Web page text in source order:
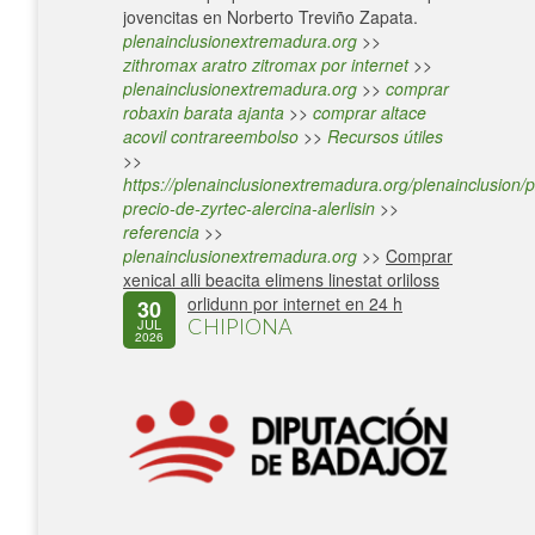
jovencitas en Norberto Treviño Zapata.
plenainclusionextremadura.org >>
zithromax aratro zitromax por internet>>
plenainclusionextremadura.org >> comprar
robaxin barata ajanta >> comprar altace
acovil contrareembolso >> Recursos útiles
>>
https://plenainclusionextremadura.org/plenainclusion/
precio-de-zyrtec-alercina-alerlisin >>
referencia >>
plenainclusionextremadura.org >> Comprar
xenical alli beacita elimens linestat orliloss
orlidunn por internet en 24 h
30
JUL
2026 CHIPIONA